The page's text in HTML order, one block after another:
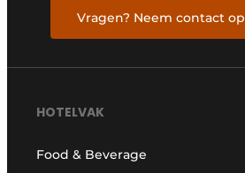
Vragen? Neem contact op
HOTELVAK
Food & Beverage